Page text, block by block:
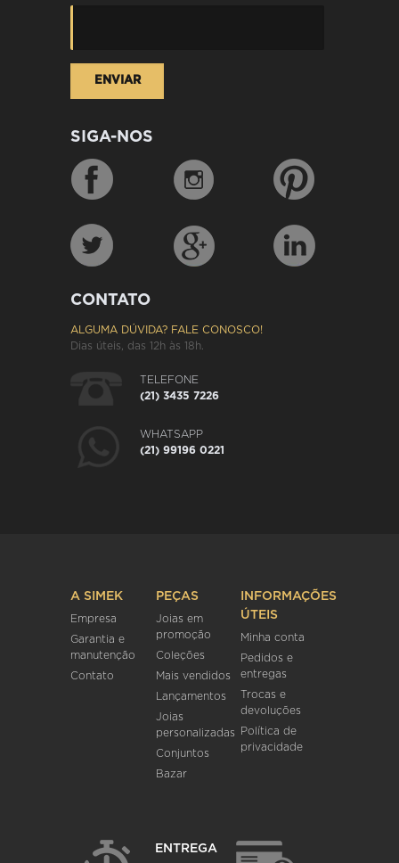
SIGA-NOS
CONTATO
ALGUMA DÚVIDA? FALE CONOSCO!
Dias úteis, das 12h às 18h.
TELEFONE
(21) 3435 7226
WHATSAPP
(21) 99196 0221
A SIMEK
Empresa
Garantia e
manutenção
Contato
PEÇAS
Joias em
promoção
Coleções
Mais vendidos
Lançamentos
Joias
personalizadas
Conjuntos
Bazar
INFORMAÇÕES
ÚTEIS
Minha conta
Pedidos e
entregas
Trocas e
devoluções
Política de
privacidade
ENTREGA